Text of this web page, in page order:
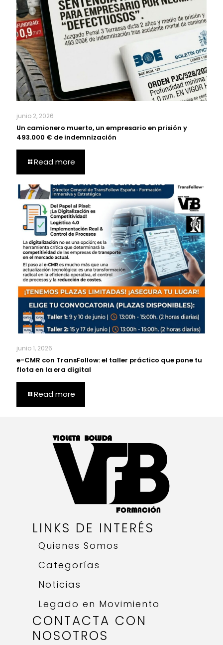
junio 2, 2026
Un camionero muerto, un empresario en prisión y
493.000 € de indemnización
Read more
junio 1, 2026
e-CMR con TransFollow: el taller práctico que pone tu
flota en la era digital
Read more
LINKS DE INTERÉS
Quienes Somos
Categorías
Noticias
Legado en Movimiento
CONTACTA CON
NOSOTROS